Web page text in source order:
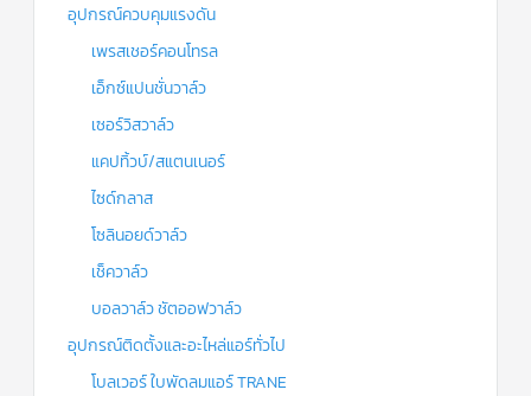
อุปกรณ์ควบคุมแรงดัน
เพรสเชอร์คอนโทรล
เอ็กซ์แปนชั่นวาล์ว
เซอร์วิสวาล์ว
แคปทิ้วบ์/สแตนเนอร์
ไซด์กลาส
โซลินอยด์วาล์ว
เช็ควาล์ว
บอลวาล์ว ชัตออฟวาล์ว
อุปกรณ์ติดตั้งและอะไหล่แอร์ทั่วไป
โบลเวอร์ ใบพัดลมแอร์ TRANE